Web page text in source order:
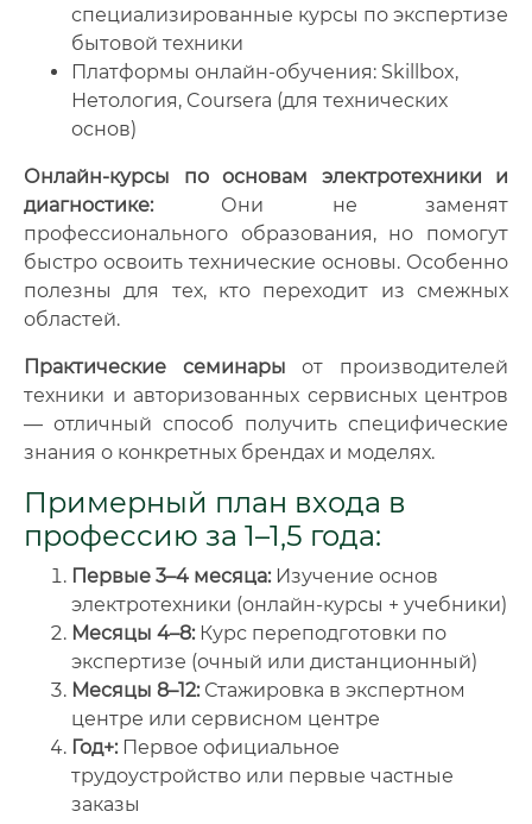
специализированные курсы по экспертизе
бытовой техники
Платформы онлайн-обучения: Skillbox,
Нетология, Coursera (для технических
основ)
Онлайн-курсы по основам электротехники и
диагностике:Они не заменят
профессионального образования, но помогут
быстро освоить технические основы. Особенно
полезны для тех, кто переходит из смежных
областей.
Практические семинары от производителей
техники и авторизованных сервисных центров
— отличный способ получить специфические
знания о конкретных брендах и моделях.
Примерный план входа в
профессию за 1–1,5 года:
Первые 3–4 месяца:Изучение основ
электротехники (онлайн-курсы + учебники)
Месяцы 4–8:Курс переподготовки по
экспертизе (очный или дистанционный)
Месяцы 8–12:Стажировка в экспертном
центре или сервисном центре
Год+:Первое официальное
трудоустройство или первые частные
заказы